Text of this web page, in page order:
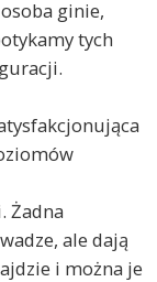
ginie,
tych
Żadna
ale dają
i można je